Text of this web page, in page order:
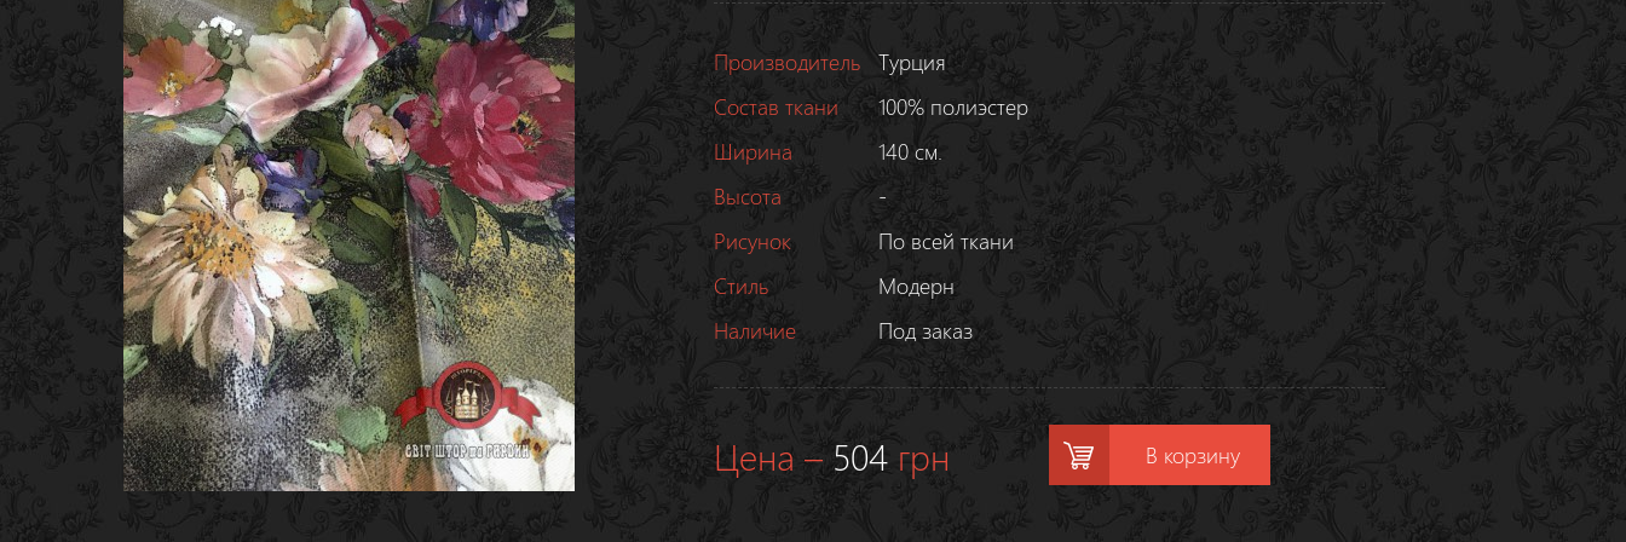
Производитель
Турция
Состав ткани
100% полиэстер
Ширина
140 см.
Высота
-
Рисунок
По всей ткани
Стиль
Модерн
Наличие
Под заказ
Цена –504 грн В корзину